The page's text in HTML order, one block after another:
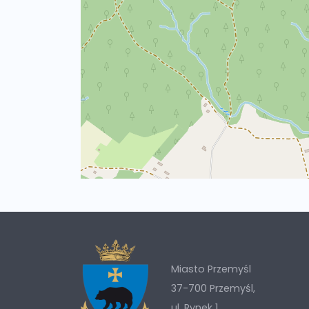
Miasto Przemyśl
37-700 Przemyśl,